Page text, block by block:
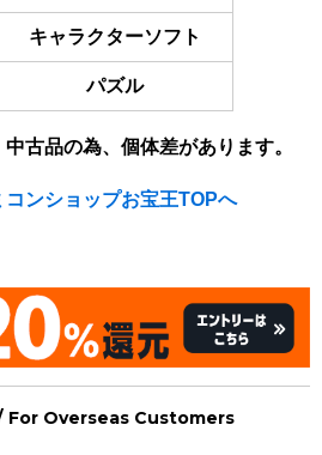
キャラクターソフト
パズル
古品の為、個体差があります。
コンショップお宝王TOPへ
/ For Overseas Customers